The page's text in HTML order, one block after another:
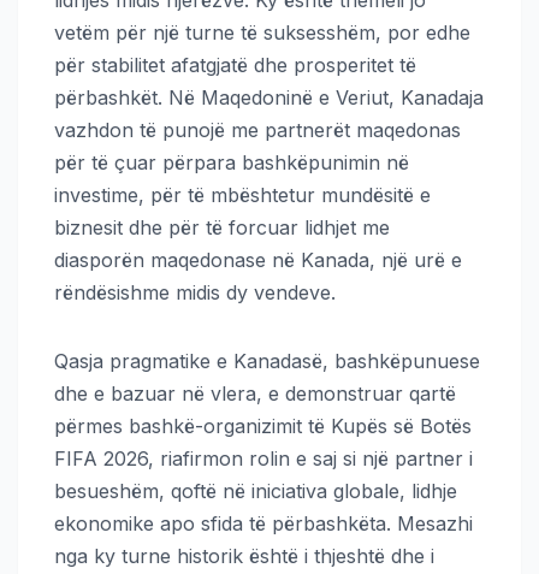
vetëm për një turne të suksesshëm, por edhe
për stabilitet afatgjatë dhe prosperitet të
përbashkët. Në Maqedoninë e Veriut, Kanadaja
vazhdon të punojë me partnerët maqedonas
për të çuar përpara bashkëpunimin në
investime, për të mbështetur mundësitë e
biznesit dhe për të forcuar lidhjet me
diasporën maqedonase në Kanada, një urë e
rëndësishme midis dy vendeve.
Qasja pragmatike e Kanadasë, bashkëpunuese
dhe e bazuar në vlera, e demonstruar qartë
përmes bashkë-organizimit të Kupës së Botës
FIFA 2026, riafirmon rolin e saj si një partner i
besueshëm, qoftë në iniciativa globale, lidhje
ekonomike apo sfida të përbashkëta. Mesazhi
nga ky turne historik është i thjeshtë dhe i